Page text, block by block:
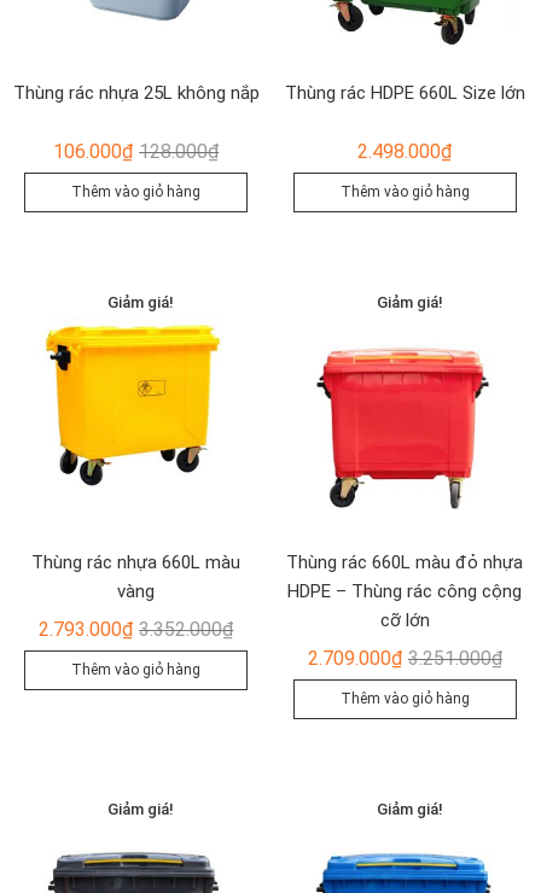
Thùng rác nhựa 25L không nắp
128.000₫Giá
gốc
là:
106.000₫
Giá
hiện
tại
Thêm vào giỏ hàng
Thùng rác HDPE 660L Size lớn
2.498.000₫
Thêm vào giỏ hàng
Giảm giá!
Thùng rác nhựa 660L màu
vàng
3.352.000₫Giá
gốc
là:
3.352.000₫.
2.793.000₫
Giá
hiện
tại
Thêm vào giỏ hàng
Giảm giá!
Thùng rác 660L màu đỏ nhựa
HDPE – Thùng rác công cộng
cỡ lớn
3.251.000₫Giá
gốc
là:
2.709.000₫
Giá
hiện
tại
Thêm vào giỏ hàng
Giảm giá! Giảm giá!